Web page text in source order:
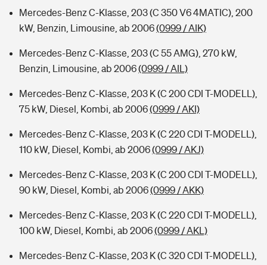
Mercedes-Benz C-Klasse, 203 (C 350 V6 4MATIC), 200
kW, Benzin, Limousine, ab 2006(0999 / AIK)
Mercedes-Benz C-Klasse, 203 (C 55 AMG), 270 kW,
Benzin, Limousine, ab 2006(0999 / AIL)
Mercedes-Benz C-Klasse, 203 K (C 200 CDI T-MODELL),
75 kW, Diesel, Kombi, ab 2006(0999 / AKI)
Mercedes-Benz C-Klasse, 203 K (C 220 CDI T-MODELL),
110 kW, Diesel, Kombi, ab 2006(0999 / AKJ)
Mercedes-Benz C-Klasse, 203 K (C 200 CDI T-MODELL),
90 kW, Diesel, Kombi, ab 2006(0999 / AKK)
Mercedes-Benz C-Klasse, 203 K (C 220 CDI T-MODELL),
100 kW, Diesel, Kombi, ab 2006(0999 / AKL)
Mercedes-Benz C-Klasse, 203 K (C 320 CDI T-MODELL),